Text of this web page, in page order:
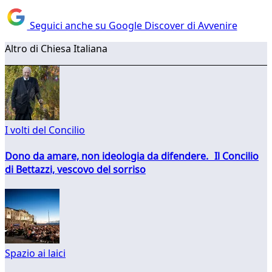
Seguici anche su Google Discover di Avvenire
Altro di Chiesa Italiana
I volti del Concilio
Dono da amare, non ideologia da difendere. Il Concilio
di Bettazzi, vescovo del sorriso
Spazio ai laici